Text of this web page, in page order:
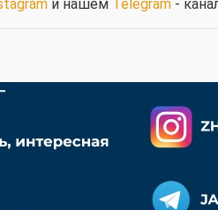
и нашем Telegram-